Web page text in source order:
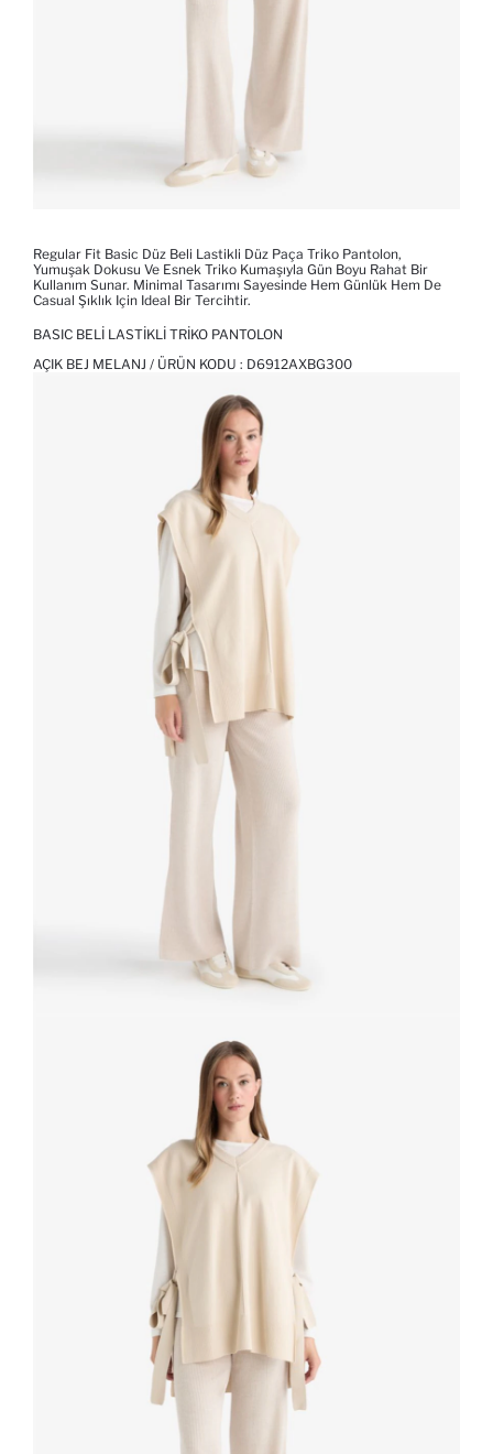
Regular Fit Basic Düz Beli Lastikli Düz Paça Triko Pantolon,
Yumuşak Dokusu Ve Esnek Triko Kumaşıyla Gün Boyu Rahat Bir
Kullanım Sunar. Minimal Tasarımı Sayesinde Hem Günlük Hem De
Casual Şıklık Için Ideal Bir Tercihtir.
BASIC BELI LASTIKLI TRIKO PANTOLON
AÇIK BEJ MELANJ / ÜRÜN KODU : D6912AXBG300